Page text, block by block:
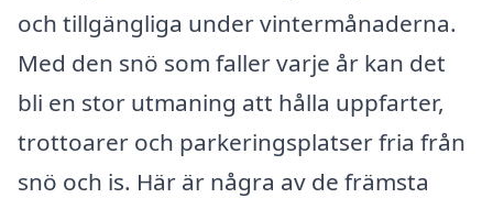
och tillgängliga under vintermånaderna.
Med den snö som faller varje år kan det
bli en stor utmaning att hålla uppfarter,
trottoarer och parkeringsplatser fria från
snö och is. Här är några av de främsta